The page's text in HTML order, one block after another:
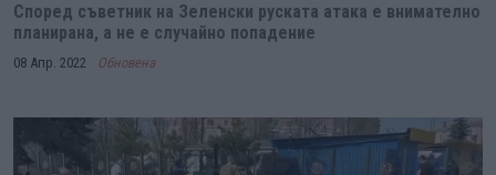
Според съветник на Зеленски руската атака е внимателно
планирана, а не е случайно попадение
08 Апр. 2022 Обновена